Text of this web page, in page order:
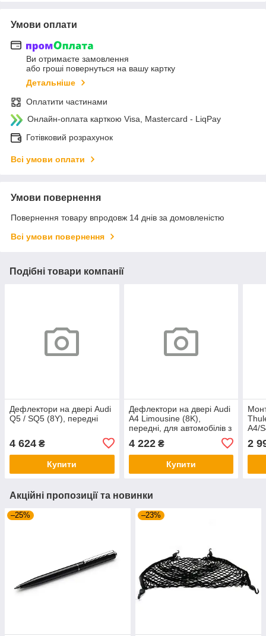
Умови оплати
Ви отримаєте замовлення
або гроші повернуться на вашу картку
Детальніше
Оплатити частинами
Онлайн-оплата карткою Visa, Mastercard - LiqPay
Готівковий розрахунок
Всі умови оплати
Умови повернення
Повернення товару впродовж 14 днів за домовленістю
Всі умови повернення
Подібні товари компанії
Дефлектори на двері Audi
Q5 / SQ5 (8Y), передні
4 624 ₴
Купити
Дефлектори на двері Audi
А4 Limousine (8K),
передні, для автомобілів з
хромованими накладками
шахти скла
4 222₴
Купити
A4/
/2
Акційні пропозиції та новинки
–25% –23%